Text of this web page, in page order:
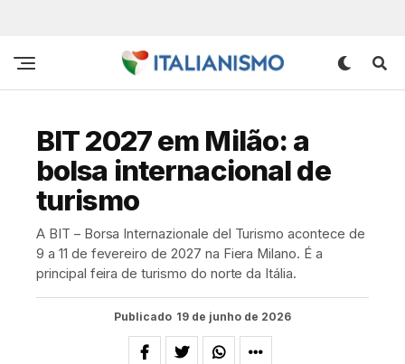
BIT 2027 em Milão: a
bolsa internacional de
turismo
A BIT – Borsa Internazionale del Turismo acontece de
9 a 11 de fevereiro de 2027 na Fiera Milano. É a
principal feira de turismo do norte da Itália.
Publicado 19 de junho de 2026